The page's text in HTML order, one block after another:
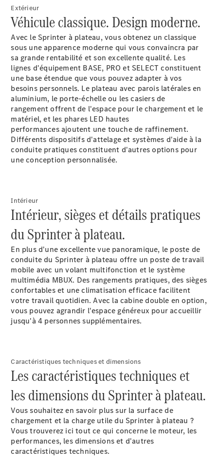
Sprinter
Tourer
Sprinter
Châssis
Cabine
Sprinter
Châssis
Cabine
double
Sprinter
Châssis à
benne
Configurateur
Mercedes-
Benz Store
Tous les
Vito
Vito
Fourgon
Vito Mixto
Vito Tourer
Configurateur
Citan
Fourgon
Extérieur
Véhicule classique. Design moderne.
Avec le Sprinter à plateau, vous obtenez un classique
sous une apparence moderne qui vous convaincra par
sa grande rentabilité et son excellente qualité. Les
lignes d'équipement BASE, PRO et SELECT constituent
une base étendue que vous pouvez adapter à vos
besoins personnels. Le plateau avec parois latérales en
aluminium, le porte-échelleou les casiers de
rangementoffrent de l'espace pour le chargement et le
matériel, et les phares LED hautes
performancesajoutent une touche de raffinement.
Différents dispositifs d'attelage et systèmes d'aide à la
conduite pratiques constituent d'autres options pour
une conception personnalisée.
Intérieur
Intérieur, sièges et détails pratiques
du Sprinter à plateau.
En plus d'une excellente vue panoramique, le poste de
conduite du Sprinter à plateau offre un poste de travail
mobile avec un volant multifonction et le système
multimédia MBUX. Des rangements pratiques, des sièges
confortables et une climatisationefficacefacilitent
votre travail quotidien. Avec la cabine double en option,
vous pouvez agrandir l'espace généreux pour accueillir
jusqu'à 4 personnes supplémentaires.
Caractéristiques techniques et dimensions
Les caractéristiques techniques et
les dimensions du Sprinter à plateau.
Vous souhaitez en savoir plus sur la surface de
chargement et la charge utile du Sprinter à plateau ?
Vous trouverez ici tout ce qui concerne le moteur, les
performances, les dimensions et d'autres
caractéristiques techniques.